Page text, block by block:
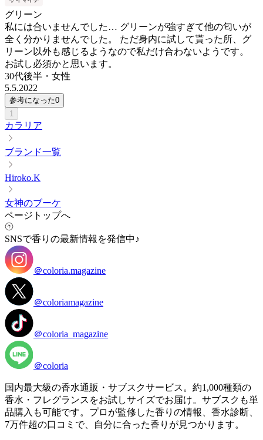
グリーン
私には合いませんでした… グリーンが強すぎて他の匂いが
全く分かりませんでした。 ただ身内に試して貰った所、グ
リーン以外も感じるようなので私だけ合わないようです。
お試し必須かと思います。
30代後半 ・ 女性
5.5.2022
参考になった0
1
カラリア
ブランド一覧
Hiroko.K
女神のブーケ
ページトップへ
SNSで香りの最新情報を発信中♪
＠coloria.magazine
＠coloriamagazine
＠coloria_magazine
＠coloria
国内最大級の香水通販・サブスクサービス。約1,000種類の
香水・フレグランスをお試しサイズでお届け。サブスクも単
品購入も可能です。プロが監修した香りの情報、香水診断、
7万件超の口コミで、自分に合った香りが見つかります。